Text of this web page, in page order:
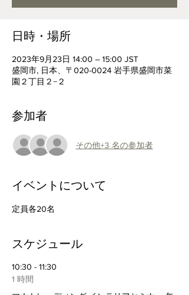
日時・場所
2023年9月23日 14:00 – 15:00 JST
盛岡市, 日本、〒020-0024 岩手県盛岡市菜
園２丁目２−２
参加者
その他+3 名の参加者
イベントについて
定員各20名
スケジュール
10:30 - 11:30
1 時間